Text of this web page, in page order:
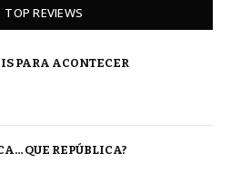
TOP REVIEWS
PARA ACONTECER
QUE REPÚBLICA?